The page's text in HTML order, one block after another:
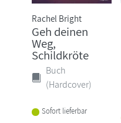
Rachel Bright
Geh deinen
Weg,
Schildkröte
Buch
(Hardcover)
Sofort lieferbar